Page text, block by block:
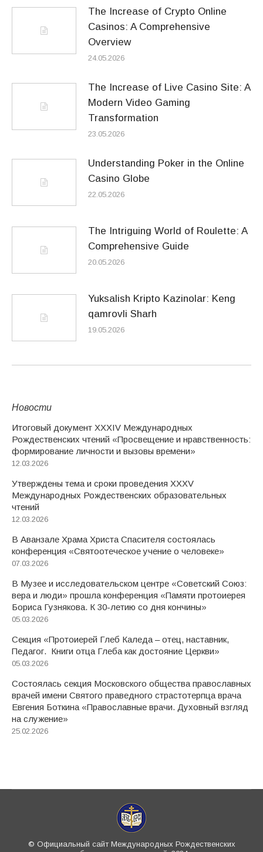
The Increase of Crypto Online
Casinos: A Comprehensive
Overview
24.05.2026
The Increase of Live Casino Site: A
Modern Video Gaming
Transformation
23.05.2026
Understanding Poker in the Online
Casino Globe
22.05.2026
The Intriguing World of Roulette: A
Comprehensive Guide
20.05.2026
Yuksalish Kripto Kazinolar: Keng
qamrovli Sharh
19.05.2026
Новости
Итоговый документ XXХIV Международных
Рождественских чтений «Просвещение и нравственность:
формирование личности и вызовы времени»
12.03.2026
Утверждены тема и сроки проведения XXXV
Международных Рождественских образовательных
чтений
12.03.2026
В Аванзале Храма Христа Спасителя состоялась
конференция «Святоотеческое учение о человеке»
07.03.2026
В Музее и исследовательском центре «Советский Союз:
вера и люди» прошла конференция «Памяти протоиерея
Бориса Гузнякова. К 30-летию со дня кончины»
05.03.2026
Секция «Протоиерей Глеб Каледа – отец, наставник,
Педагог. Книги отца Глеба как достояние Церкви»
05.03.2026
Состоялась секция Московского общества православных
врачей имени Святого праведного страстотерпца врача
Евгения Боткина «Православные врачи. Духовный взгляд
на служение»
25.02.2026
© Официальный сайт Международных Рождественских